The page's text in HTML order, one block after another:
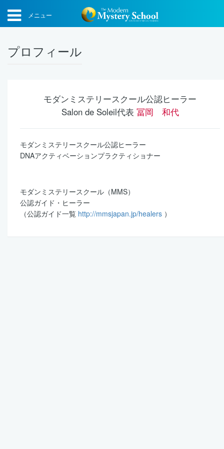
メニュー
プロフィール
モダンミステリースクール公認ヒーラー
Salon de Soleil代表 冨岡 和代
モダンミステリースクール公認ヒーラー
DNAアクティベーションプラクティショナー
モダンミステリースクール（MMS）
公認ガイド・ヒーラー
（公認ガイド一覧 http://mmsjapan.jp/healers ）